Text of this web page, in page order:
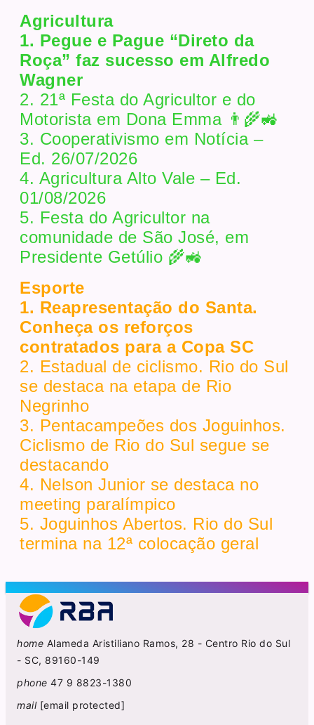
Agricultura
1. Pegue e Pague “Direto da
Roça” faz sucesso em Alfredo
Wagner
2. 21ª Festa do Agricultor e do
Motorista em Dona Emma 👨‍🌾🚜
3. Cooperativismo em Notícia –
Ed. 26/07/2026
4. Agricultura Alto Vale – Ed.
01/08/2026
5. Festa do Agricultor na
comunidade de São José, em
Presidente Getúlio 🌾🚜
Esporte
1. Reapresentação do Santa.
Conheça os reforços
contratados para a Copa SC
2. Estadual de ciclismo. Rio do Sul
se destaca na etapa de Rio
Negrinho
3. Pentacampeões dos Joguinhos.
Ciclismo de Rio do Sul segue se
destacando
4. Nelson Junior se destaca no
meeting paralímpico
5. Joguinhos Abertos. Rio do Sul
termina na 12ª colocação geral
home Alameda Aristiliano Ramos, 28 - Centro Rio do Sul
- SC, 89160-149
phone 47 9 8823-1380
mail [email protected]